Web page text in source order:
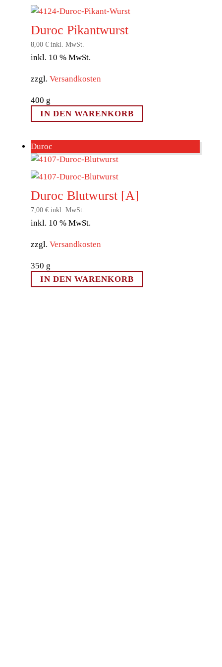
Duroc Pikantwurst
8,00 € inkl. MwSt.
inkl. 10 % MwSt.
zzgl. Versandkosten
400 g
IN DEN WARENKORB
Duroc
Duroc Blutwurst [A]
7,00 € inkl. MwSt.
inkl. 10 % MwSt.
zzgl. Versandkosten
350 g
IN DEN WARENKORB